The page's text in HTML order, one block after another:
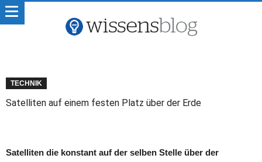
TECHNIK
Satelliten auf einem festen Platz über der Erde
Satelliten die konstant auf der selben Stelle über der